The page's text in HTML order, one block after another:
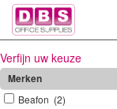
Verfijn uw keuze
Merken
Beafon (2)